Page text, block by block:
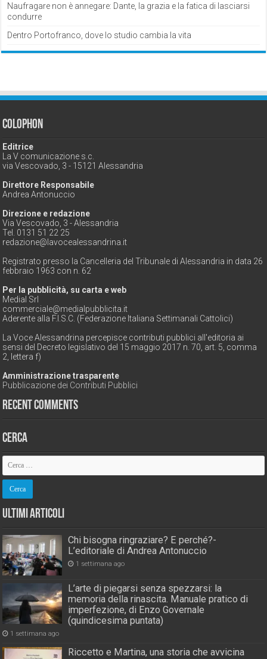
Naufragare non è annegare: Dante, la grazia e la fatica di lasciarsi
condurre
Dentro Portofranco, dove lo studio cambia la vita
Colophon
Editrice
La V comunicazione s.c.
via Vescovado, 3 - 15121 Alessandria
Direttore Responsabile
Andrea Antonuccio
Direzione e redazione
Via Vescovado, 3 - Alessandria
Tel. 0131 51 22 25
redazione@lavocealessandrina.it
Registrato presso la Cancelleria del Tribunale di Alessandria in data 26
febbraio 1963 con n. 62
Per la pubblicità, su carta e web
Medial Srl
commerciale@medialpubblicita.it
Aderente alla F.I.S.C. (Federazione Italiana Settimanali Cattolici)
La Voce Alessandrina percepisce contributi pubblici all'editoria ai
sensi del Decreto legislativo del 15 maggio 2017 n. 70, art. 5, comma
2, lettera f)
Amministrazione trasparente
Pubblicazione dei Contributi Pubblici
Recent Comments
Cerca
Ultimi Articoli
Chi bisogna ringraziare? E perché?-
L’editoriale di Andrea Antonuccio
1 settimana ago
L’arte di piegarsi senza spezzarsi: la
memoria della rinascita. Manuale pratico di
imperfezione, di Enzo Governale
(quindicesima puntata)
1 settimana ago
Riccetto e Martina, una storia che avvicina